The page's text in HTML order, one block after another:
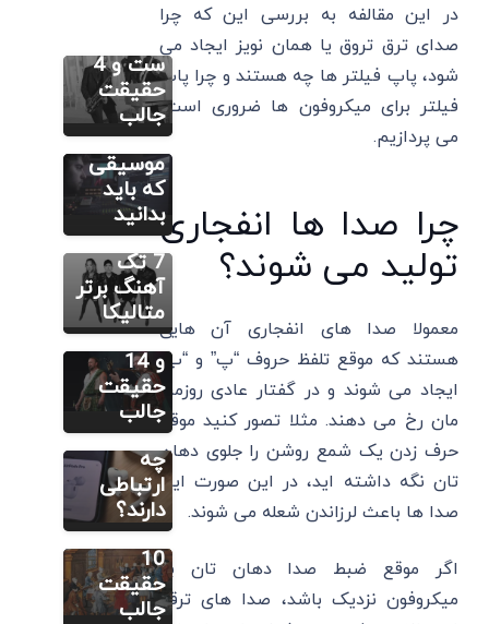
در این مقالفه به بررسی این که چرا
صدای ترق تروق یا همان نویز ایجاد می
شود، پاپ فیلتر ها چه هستند و چرا پاپ
فیلتر برای میکروفون ها ضروری است،
می پردازیم.
چرا صدا ها انفجاری
تولید می شوند؟
معمولا صدا های انفجاری آن هایی
هستند که موقع تلفظ حروف “پ” و “ب”
ایجاد می شوند و در گفتار عادی روزمره
مان رخ می دهند. مثلا تصور کنید موقع
حرف زدن یک شمع روشن را جلوی دهان
تان نگه داشته اید، در این صورت این
صدا ها باعث لرزاندن شعله می شوند.
اگر موقع ضبط صدا دهان تان به
میکروفون نزدیک باشد، صدا های ترقه
چه
سازهایی
ست و 4
حقیقت
جالب
اکولایزر
چیست؟
10 ترفند
برای اهالی
موسیقی
که باید
بدانید
مطالب متنوع
دیگر
تاریخچه
متالیکا،
20 بهترین
آلبوم ها و
7 تک
آهنگ برتر
متالیکا
مطالب متنوع
دیگر
موسیقی
سلتیک
چیست؟
معروف
ترین
هنرمندان
و 14
حقیقت
جالب
FOR TEST
موسیقی و
جراحی
های
پلاستیک
چه
ارتباطی
دارند؟
مطالب متنوع
دیگر
موسیقی
باروک
چیست؟
ویژگی ها،
5 اثر
شاخص و
10
حقیقت
جالب